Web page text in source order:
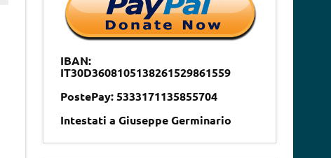
IBAN:
IT30D3608105138261529861559
PostePay: 5333171135855704
Intestati a Giuseppe Germinario